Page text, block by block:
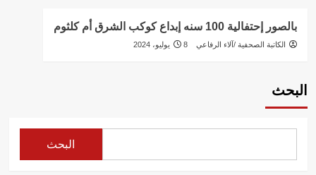
بالصور إحتفالية 100 سنه إبداع كوكب الشرق أم كلثوم
الكاتبة الصحفية /آلاء الرفاعي 8 يوليو، 2024
البحث
البحث